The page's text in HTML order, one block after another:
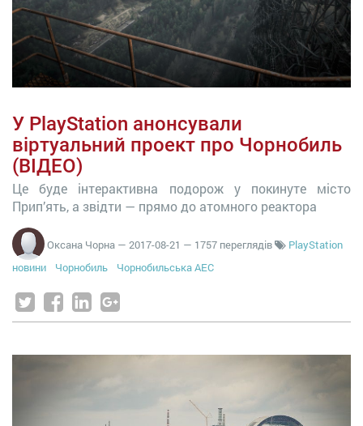
У PlayStation анонсували
віртуальний проект про Чорнобиль
(ВІДЕО)
Це буде інтерактивна подорож у покинуте місто
Прип’ять, а звідти — прямо до атомного реактора
Оксана Чорна — 2017-08-21 — 1757 переглядів
PlayStation
новини
Чорнобиль Чорнобильська АЕС